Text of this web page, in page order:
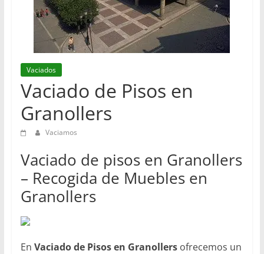
Barcelona
Vaciados
Vaciado de Pisos en
Granollers
Vaciamos
Vaciado de pisos en Granollers
– Recogida de Muebles en
Granollers
En Vaciado de Pisos en Granollersofrecemos un